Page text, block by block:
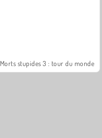
Morts stupides 3 : tour du monde